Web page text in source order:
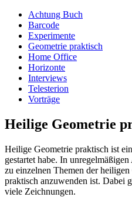
Achtung Buch
Barcode
Experimente
Geometrie praktisch
Home Office
Horizonte
Interviews
Telesterion
Vorträge
Heilige Geometrie
Heilige Geometrie praktisch ist
gestartet habe. In
zu einzelnen Themen der
praktisch anzuwenden ist. Dabei
viele Zeichnungen.